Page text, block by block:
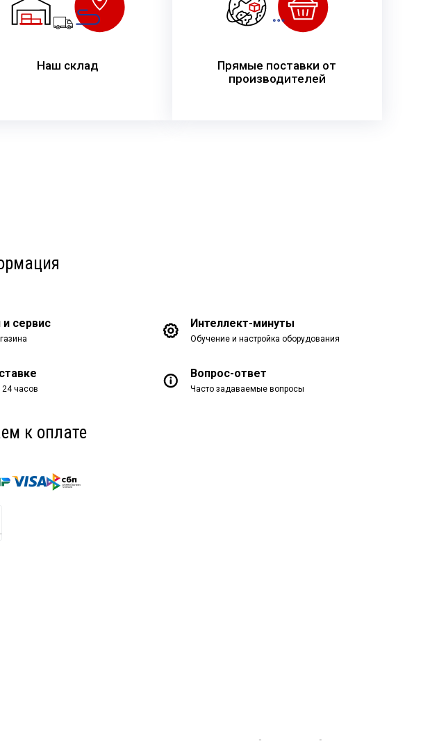
Наш склад
Прямые поставки от
производителей
и сервис Интеллект-минуты
Обучение и настройка оборудования
24 часов
Вопрос-ответ
Часто задаваемые вопросы
к оплате